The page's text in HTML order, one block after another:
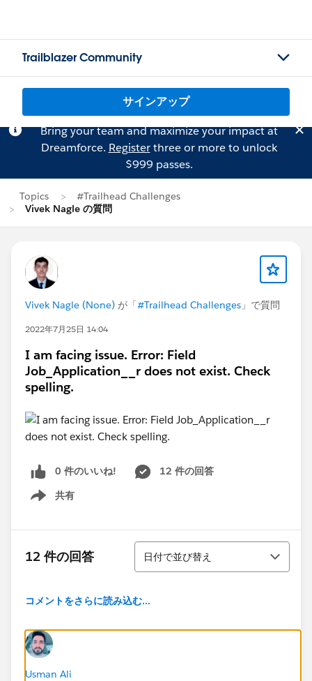
Trailblazer Community
サインアップ
Bring your team and maximize your impact at
Dreamforce. Registerthree or more to unlock
$999 passes.
Topics
#Trailhead Challenges
Vivek Nagle の質問
Vivek Nagle (None) が「#Trailhead Challenges 」で質問
2022年7月25日 14:04
I am facing issue. Error: Field
Job_Application__r does not exist. Check
spelling.
0 件のいいね!
12 件の回答
共有
Show menu
12 件の回答
並び替え
日付で並び替え
コメントをさらに読み込む...
Usman Ali